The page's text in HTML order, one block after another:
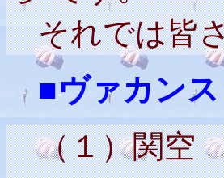
それでは皆さ
■ヴァカン
（１）関空